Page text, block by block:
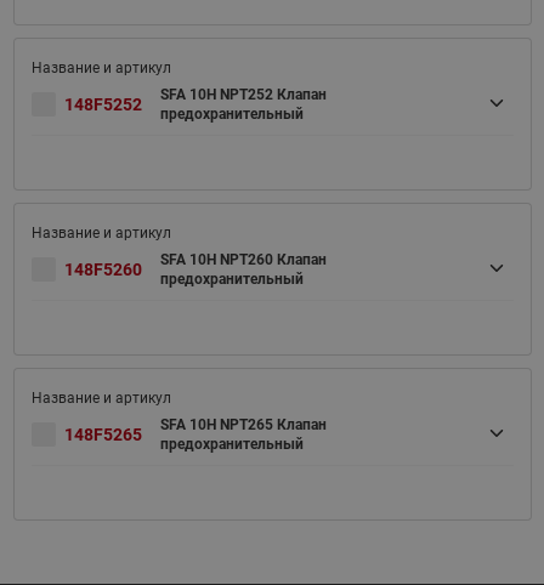
148F5252
SFA 10H NPT252 Клапан
предохранительный
148F5260
SFA 10H NPT260 Клапан
предохранительный
148F5265
SFA 10H NPT265 Клапан
предохранительный